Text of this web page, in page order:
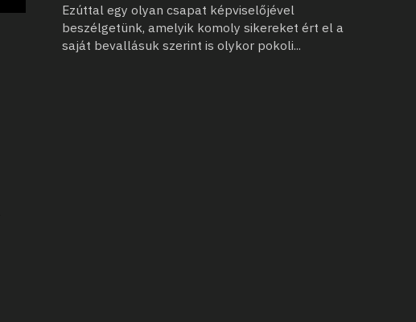
Ezúttal egy olyan csapat képviselőjével
beszélgetünk, amelyik komoly sikereket ért ela
saját bevallásuk szerint is olykor pokoli...